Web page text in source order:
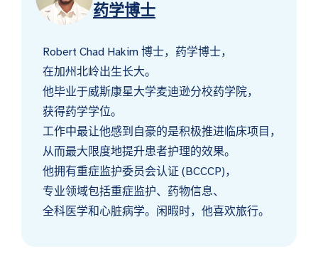
药学博士
Robert Chad Hakim 博士，药学博士，
在加州北岭出生长大。
他毕业于威斯康星大学麦迪逊分校药学院，
获得药学学位。
工作中最让他感到自豪的是积极推进临床项目，
从而最大限度地提升患者护理的效果。
他拥有重症监护委员会认证 (BCCCP)，
专业领域包括重症监护、药物信息、
全科医学和心脏病学。闲暇时，他喜欢旅行。